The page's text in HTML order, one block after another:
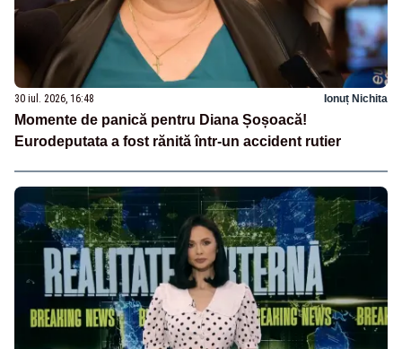
30 iul. 2026, 16:48 Ionuț Nichita
Momente de panică pentru Diana Șoșoacă!
Eurodeputata a fost rănită într-un accident rutier